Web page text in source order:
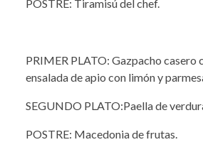
POSTRE: Tiramisú del chef.
PRIMER PLATO: Gazpacho casero
ensalada de apio con limón y
SEGUNDO PLATO:Paella de
POSTRE: Macedonia de frutas.